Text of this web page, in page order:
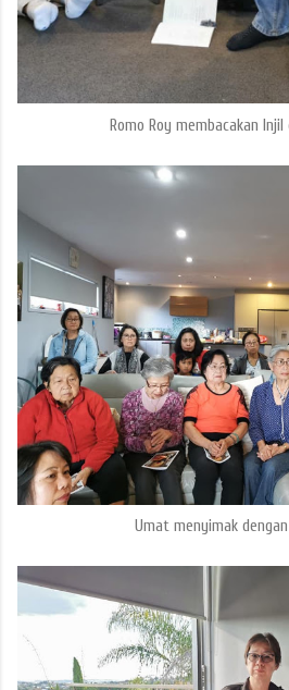
Romo Roy membacakan
Umat menyimak